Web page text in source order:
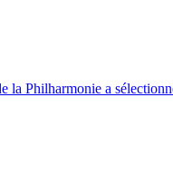
la Philharmonie a